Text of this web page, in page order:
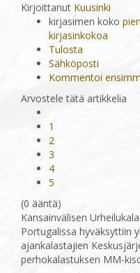
Kirjoittanut Kuusinki
kirjasimen koko
kirjasinkokoa
Tulosta
Sähköposti
Kommentoi
Arvostele tätä artikkelia
1
2
3
4
5
(0 ääntä)
Kansainvälisen
Portugalissa hyväksyttiin
ajankalastajien
perhokalastuksen MM-